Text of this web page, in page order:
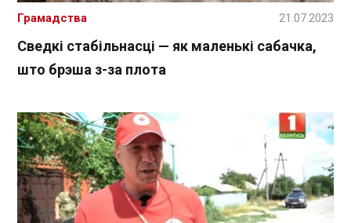
Сведкі стабільнасці — як маленькі сабачка,
што брэша з-за плота
Грамадства 21.07.2023